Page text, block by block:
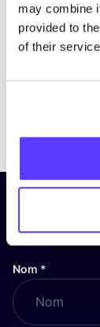
may combine
provided to
of their
Nom *